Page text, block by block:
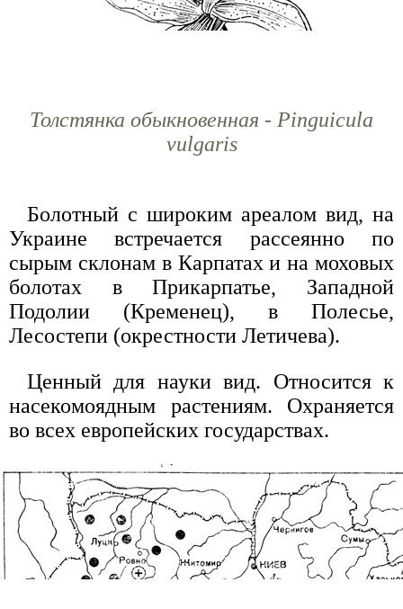
Толстянка обыкновенная - Pinguicula
vulgaris
Болотный с широким ареалом вид, на
Украине встречается рассеянно по
сырым склонам в Карпатах и на моховых
болотах в Прикарпатье, Западной
Подолии (Кременец), в Полесье,
Лесостепи (окрестности Летичева).
Ценный для науки вид. Относится к
насекомоядным растениям. Охраняется
во всех европейских государствах.